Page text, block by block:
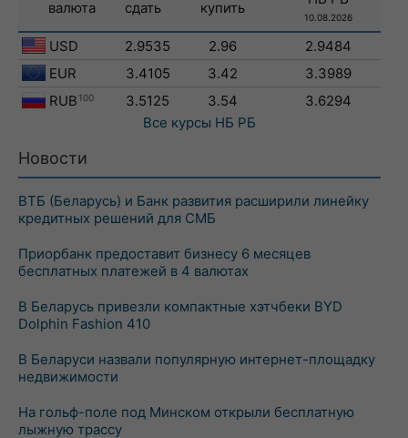
валюта сдать купить
10.08.2026
USD 2.9535 2.96
2.9484
EUR
3.4105 3.42
3.3989
RUB 100 3.5125 3.54
3.6294
Все курсы НБ РБ
Новости
ВТБ (Беларусь) и Банк развития расширили линейку
кредитных решений для СМБ
Приорбанк предоставит бизнесу 6 месяцев
бесплатных платежей в 4 валютах
В Беларусь привезли компактные хэтчбеки BYD
Dolphin Fashion 410
В Беларуси назвали популярную интернет-площадку
недвижимости
На гольф-поле под Минском открыли бесплатную
лыжную трассу